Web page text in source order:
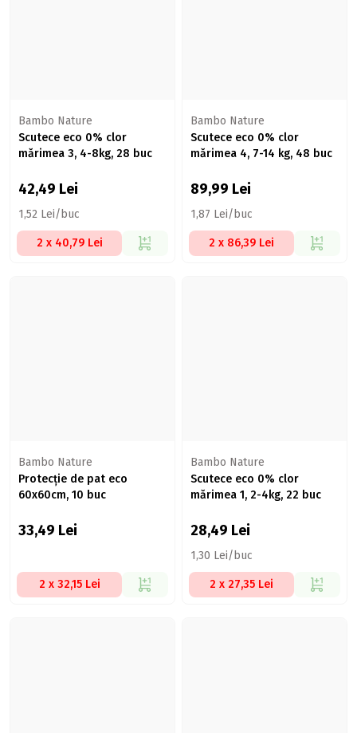
Bambo Nature
Scutece eco 0% clor
mărimea 3, 4-8kg, 28 buc
42,49 Lei
1,52 Lei/buc
2 x 40,79 Lei
Bambo Nature
Scutece eco 0% clor
mărimea 4, 7-14 kg, 48 buc
89,99 Lei
1,87 Lei/buc
2 x 86,39 Lei
Bambo Nature
Protecție de pat eco
60x60cm, 10 buc
33,49 Lei
2 x 32,15 Lei
Bambo Nature
Scutece eco 0% clor
mărimea 1, 2-4kg, 22 buc
28,49 Lei
1,30 Lei/buc
2 x 27,35 Lei